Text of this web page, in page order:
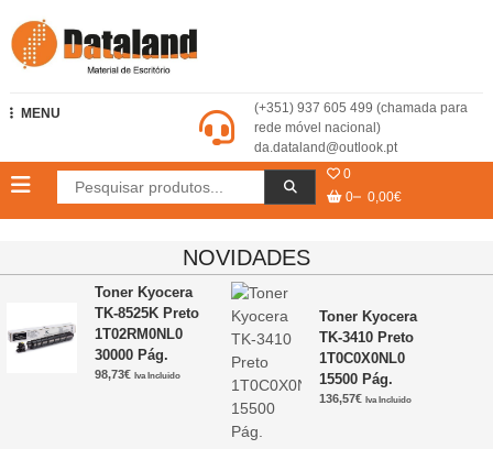
content
MENU
(+351) 937 605 499 (chamada para
rede móvel nacional)
da.dataland@outlook.pt
0
0
0,00€
NOVIDADES
Toner Kyocera
TK-8525K Preto
1T02RM0NL0
30000 Pág.
98,73€ Iva Incluido
Toner Kyocera
TK-3410 Preto
1T0C0X0NL0
15500 Pág.
136,57€ Iva Incluido